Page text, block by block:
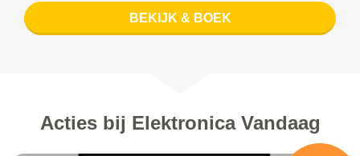
BEKIJK & BOEK
Acties bij Elektronica Vandaag